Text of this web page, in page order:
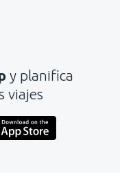
y planifica
viajes